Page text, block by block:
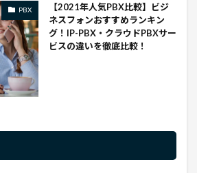
PBX
【2021年人気PBX比較】ビジ
ネスフォンおすすめランキン
グ！IP-PBX・クラウドPBXサー
ビスの違いを徹底比較！